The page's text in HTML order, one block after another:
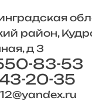
район,
д 3
83-53
20-35